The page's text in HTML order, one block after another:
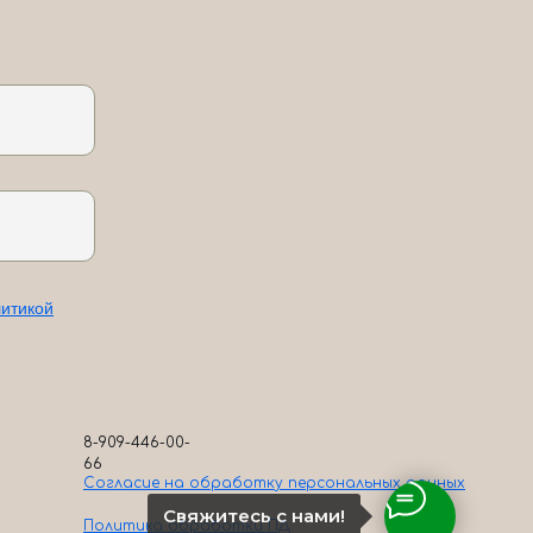
Свяжитесь с нами!
8-909-446-00-
66
Согласие на обработку персональных данных
Политика обработки ПД